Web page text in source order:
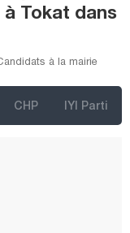
Tokat dans
à la mairie
CHP IYI Parti